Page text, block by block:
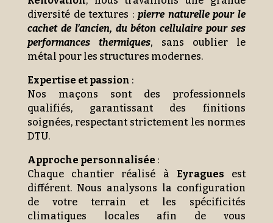
diversité de textures : pierre naturelle pour le
cachet de l’ancien, du béton cellulaire pour ses
performances thermiques, sans oublier le
métal pour les structures modernes.
Expertise et passion :
Nos maçons sont des professionnels
qualifiés, garantissant des finitions
soignées, respectant strictement les normes
DTU.
Approche personnalisée :
Chaque chantier réalisé à Eyragues est
différent. Nous analysons la configuration
de votre terrain et les spécificités
climatiques locales afin de vous